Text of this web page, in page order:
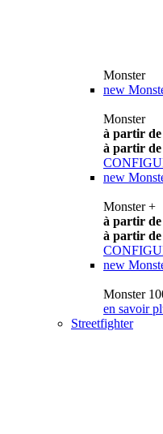
Monster
new
Monster
à partir de
à partir
new
Monster +
à partir de
à partir
new
Monster
en savoir
Streetfighter